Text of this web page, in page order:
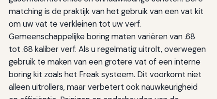
matching is de praktijk van het gebruik van een vat kit
om uw vat te verkleinen tot uw verf.
Gemeenschappelijke boring maten variëren van .68
tot .68 kaliber verf. Als u regelmatig uitrolt, overwegen
gebruik te maken van een grotere vat of een interne
boring kit zoals het Freak systeem. Dit voorkomt niet
alleen uitrollers, maar verbetert ook nauwkeurigheid